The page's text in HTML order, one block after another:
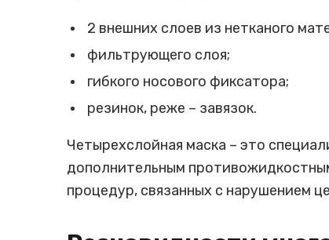
2 внешних слоев из нетканого
фильтрующего слоя;
гибкого носового фиксатора;
резинок, реже – завязок.
Четырехслойная маска – это
дополнительным
процедур, связанных с нарушением